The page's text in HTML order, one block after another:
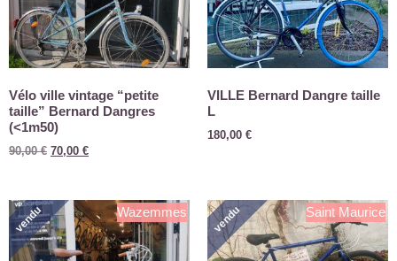
Vélo ville vintage “petite
taille” Bernard Dangres
(<1m50)
90,00€ 70,00 €
VILLE Bernard Dangre taille
L
180,00 €
Wazemmes
vendu Saint Maurice
vendu